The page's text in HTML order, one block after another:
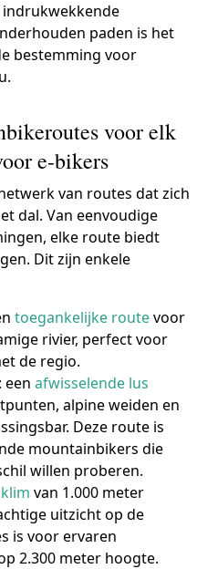
paden is het
bestemming voor
voor elk
e-bikers
van routes dat zich
dal. Van eenvoudige
elke route biedt
Dit zijn enkele
toegankelijke routevoor
rivier, perfect voor
de regio.
een afwisselende lus
alpine weiden en
Deze route is
mountainbikers die
willen proberen.
van 1.000 meter
uitzicht op de
is voor ervaren
2.300 meter hoogte.